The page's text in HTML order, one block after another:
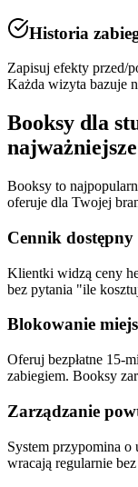
Historia
Zapisuj efekty przed/
Każda wizyta bazuje
Booksy dla
Booksy to
oferuje dla Twojej
Cennik dostępny
Klientki widzą ceny
bez pytania "ile
Blokowanie
Oferuj bezpłatne 15-
zabiegiem. Booksy
Zarządzanie
System przypomina o
wracają regularnie